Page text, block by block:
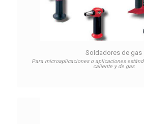
Soldadores de gas
Para microaplicaciones o aplicaciones
caliente y de gas